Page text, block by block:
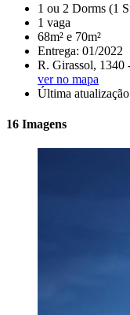
1 ou 2 Dorms (1
1 vaga
68m² e 70m²
Entrega: 01/2022
R. Girassol, 1340
ver no mapa
Última
16 Imagens